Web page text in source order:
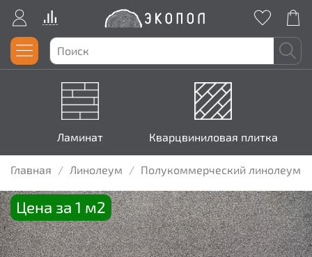
Ламинат Кварцвиниловая плитка
Главная Линолеум Полукоммерческий линолеум
Цена за 1 м2